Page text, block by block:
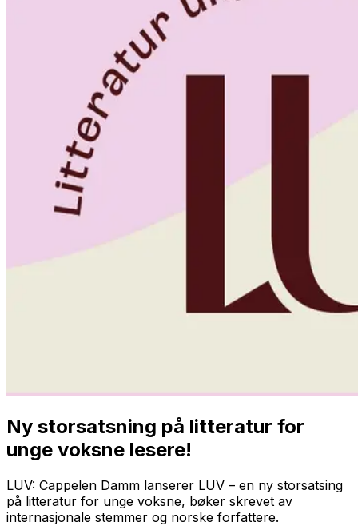
Ny storsatsning på litteratur for
unge voksne lesere!
LUV: Cappelen Damm lanserer LUV – en ny storsatsing
på litteratur for unge voksne, bøker skrevet av
internasjonale stemmer og norske forfattere.